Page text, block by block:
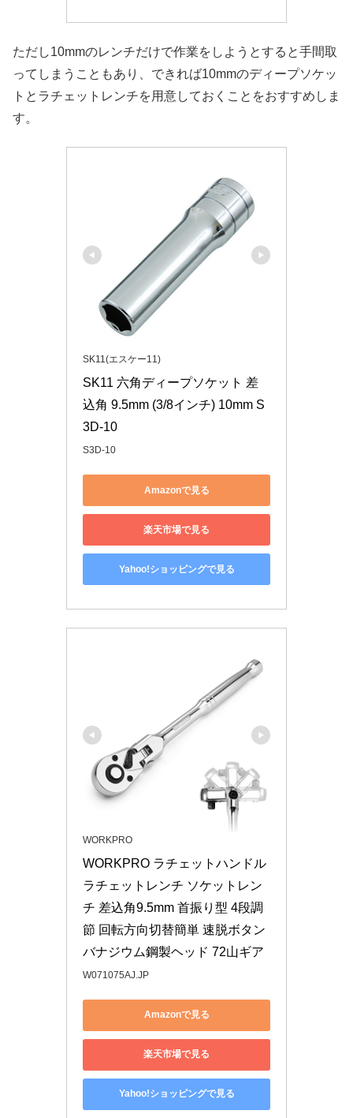
ただし10mmのレンチだけで作業をしようとすると手間取
ってしまうこともあり、できれば10mmのディープソケッ
トとラチェットレンチを用意しておくことをおすすめしま
す。
SK11(エスケー11)
SK11 六角ディープソケット 差
込角 9.5mm (3/8インチ) 10mm S
3D-10
S3D-10
Amazonで見る
楽天市場で見る
Yahoo!ショッピングで見る
WORKPRO
WORKPRO ラチェットハンドル
ラチェットレンチ ソケットレン
チ 差込角9.5mm 首振り型 4段調
節 回転方向切替簡単 速脱ボタン
バナジウム鋼製ヘッド 72山ギア
W071075AJ.JP
Amazonで見る
楽天市場で見る
Yahoo!ショッピングで見る